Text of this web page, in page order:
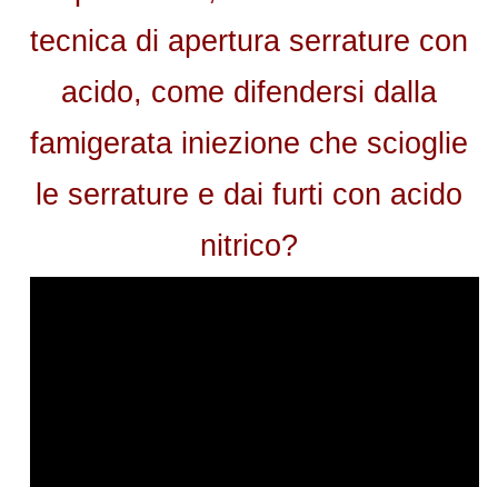
tecnica di apertura serrature con
acido, come difendersi dalla
famigerata iniezione che scioglie
le serrature e dai furti con acido
nitrico?